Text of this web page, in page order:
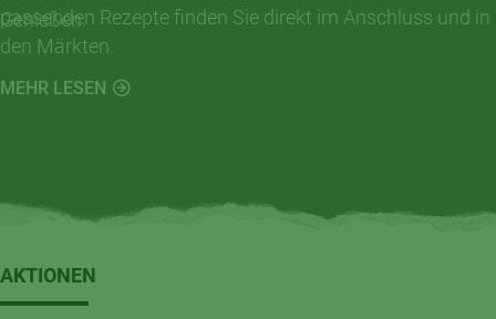
Genießen.
passenden Rezepte finden Sie direkt im Anschluss und in
den Märkten.
MEHR LESEN
AKTIONEN